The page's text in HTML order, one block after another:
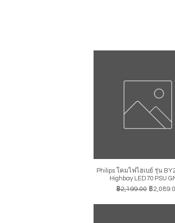
ดูข้อมูลด่วน
Philips โคมไฟไฮเบย์ รุ่น
Highbay LED70 PSU
ราคาปกติ
฿2,199.00 ราคาขา
฿